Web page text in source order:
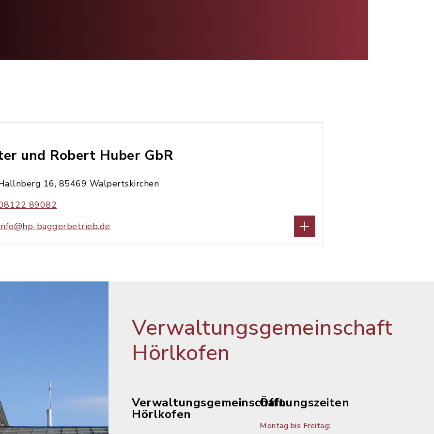
und Robert Huber GbR
16, 85469 Walpertskirchen
89082
baggerbetrieb.de
Verwaltungsgemeinschaft
Hörlkofen
Verwaltungsgemeinschaft
Hörlkofen
Öffnungszeiten
Montag bis Freitag: